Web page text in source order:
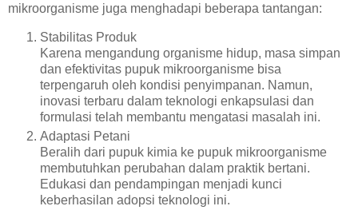
mikroorganisme juga menghadapi beberapa tantangan:
Stabilitas Produk
Karena mengandung organisme hidup, masa simpan
dan efektivitas pupuk mikroorganisme bisa
terpengaruh oleh kondisi penyimpanan. Namun,
inovasi terbaru dalam teknologi enkapsulasi dan
formulasi telah membantu mengatasi masalah ini.
Adaptasi Petani
Beralih dari pupuk kimia ke pupuk mikroorganisme
membutuhkan perubahan dalam praktik bertani.
Edukasi dan pendampingan menjadi kunci
keberhasilan adopsi teknologi ini.